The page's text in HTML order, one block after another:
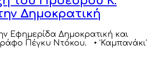
Δημοκρατική
Εφημερίδα Δημοκρατική και
Πέγκυ Ντόκου. • ‘Καμπανάκι’